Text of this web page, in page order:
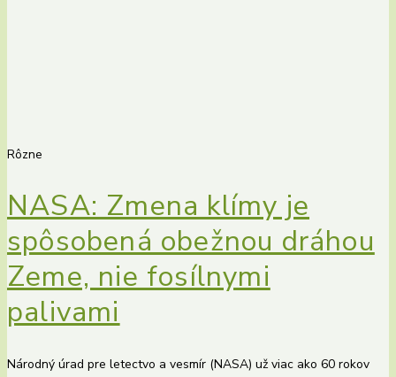
Rôzne
NASA: Zmena klímy je
spôsobená obežnou dráhou
Zeme, nie fosílnymi
palivami
Národný úrad pre letectvo a vesmír (NASA) už viac ako 60 rokov